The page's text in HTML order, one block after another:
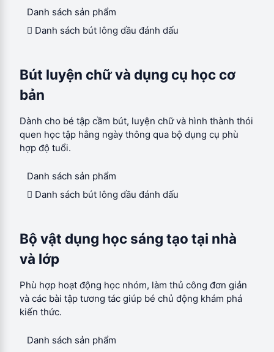
Danh sách sản phẩm
 Danh sách bút lông dầu đánh dấu
Bút luyện chữ và dụng cụ học cơ
bản
Dành cho bé tập cầm bút, luyện chữ và hình thành thói
quen học tập hằng ngày thông qua bộ dụng cụ phù
hợp độ tuổi.
Danh sách sản phẩm
 Danh sách bút lông dầu đánh dấu
Bộ vật dụng học sáng tạo tại nhà
và lớp
Phù hợp hoạt động học nhóm, làm thủ công đơn giản
và các bài tập tương tác giúp bé chủ động khám phá
kiến thức.
Danh sách sản phẩm